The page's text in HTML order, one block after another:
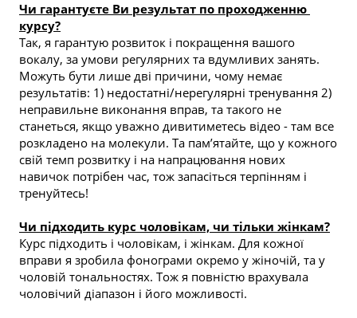
Чи гарантуєте Ви результат по проходженню
курсу?
Так, я гарантую розвиток і покращення вашого
вокалу, за умови регулярних та вдумливих занять.
Можуть бути лише дві причини, чому немає
результатів: 1) недостатні/нерегулярні тренування 2)
неправильне виконання вправ, та такого не
станеться, якщо уважно дивитиметесь відео - там все
розкладено на молекули. Та памʼятайте, що у кожного
свій темп розвитку і на напрацювання нових
навичок потрібен час, тож запасіться терпінням і
тренуйтесь!
Чи підходить курс чоловікам, чи тільки жінкам?
Курс підходить і чоловікам, і жінкам. Для кожної
вправи я зробила фонограми окремо у жіночій, та у
чоловій тональностях. Тож я повністю врахувала
чоловічий діапазон і його можливості.